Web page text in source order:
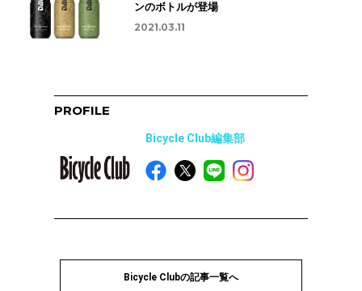
ンのボトルが登場
2021.03.11
PROFILE
Bicycle Club編集部
Bicycle Clubの記事一覧へ